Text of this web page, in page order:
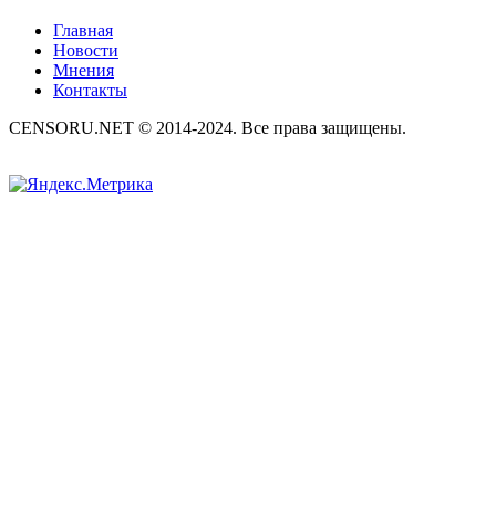
Главная
Новости
Мнения
Контакты
CENSORU.NET © 2014-2024. Все права защищены.